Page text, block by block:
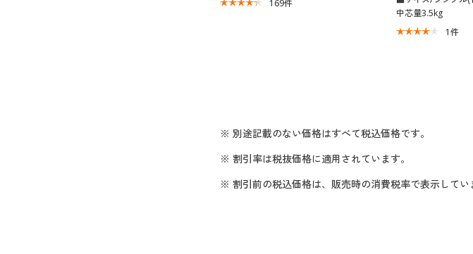
169件
中芯量3.5kg
1件
※ 別途記載のない価格はすべて税込価格です。
※ 割引率は税抜価格に適用されています。
※ 割引前の税込価格は、販売時の消費税率で表示してい